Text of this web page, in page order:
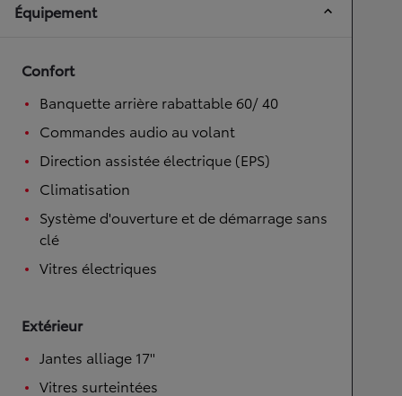
Équipement
Confort
Banquette arrière rabattable 60/ 40
Commandes audio au volant
Direction assistée électrique (EPS)
Climatisation
Système d'ouverture et de démarrage sans
clé
Vitres électriques
Extérieur
Jantes alliage 17''
Vitres surteintées